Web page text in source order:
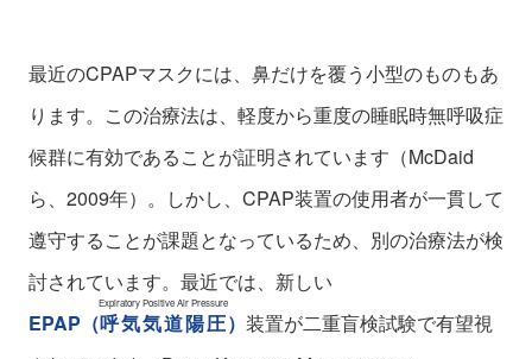
最近のCPAPマスクには、鼻だけを覆う小型のものもあ
ります。この治療法は、軽度から重度の睡眠時無呼吸症
候群に有効であることが証明されています（McDaid
ら、2009年）。しかし、CPAP装置の使用者が一貫して
遵守することが課題となっているため、別の治療法が検
討されています。最近では、新しい
EPAP （呼気気道陽圧
Expiratory Positive Air Pressure
） 装置が二重盲検試験で有望視